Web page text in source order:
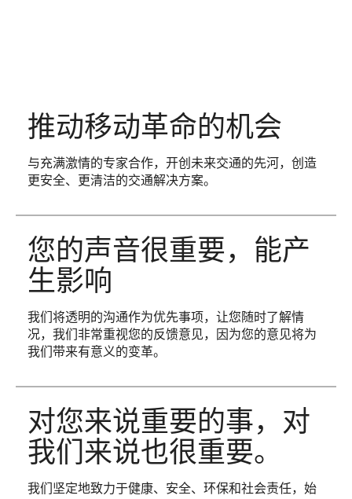
推动移动革命的机会
与充满激情的专家合作，开创未来交通的先河，创造
更安全、更清洁的交通解决方案。
您的声音很重要，能产
生影响
我们将透明的沟通作为优先事项，让您随时了解情
况，我们非常重视您的反馈意见，因为您的意见将为
我们带来有意义的变革。
对您来说重要的事，对
我们来说也很重要。
我们坚定地致力于健康、安全、环保和社会责任，始